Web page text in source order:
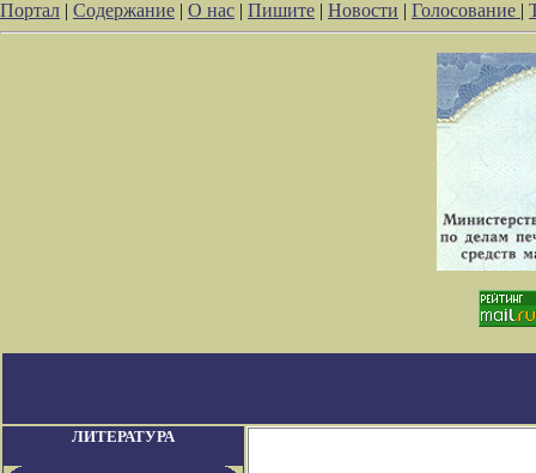
Портал | Содержание | О нас | Пишите | Новости | Голосование |
ЛИТЕРАТУРА